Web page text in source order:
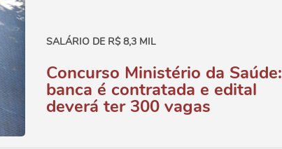
SALÁRIO DE R$ 8,3 MIL
Concurso Ministério da Saúde:
banca é contratada e edital
deverá ter 300 vagas